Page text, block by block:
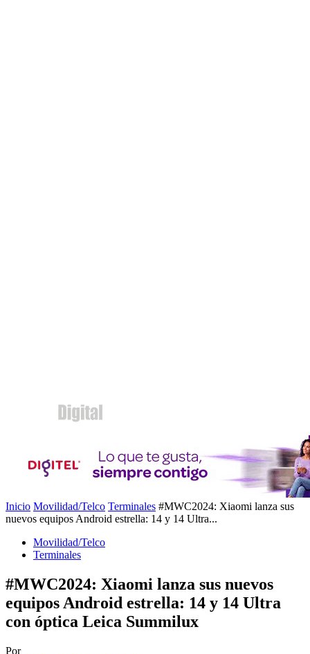
Inicio Movilidad/Telco Terminales #MWC2024: Xiaomi lanza sus
nuevos equipos Android estrella: 14 y 14 Ultra...
Movilidad/Telco
Terminales
#MWC2024: Xiaomi lanza sus nuevos
equipos Android estrella: 14 y 14 Ultra
con óptica Leica Summilux
Por